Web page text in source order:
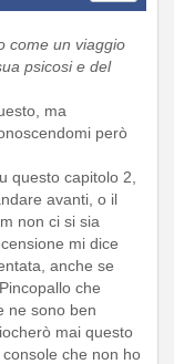
come un viaggio
psicosi e del
ma
però
questo capitolo 2,
avanti, o il
non ci si sia
mi dice
anche se
che
ne sono ben
mai questo
che non ho